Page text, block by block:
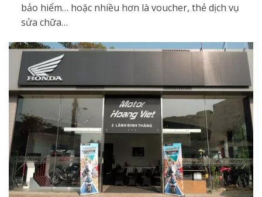
bảo hiểm… hoặc nhiều hơn là voucher, thẻ dịch vụ
sửa chữa…